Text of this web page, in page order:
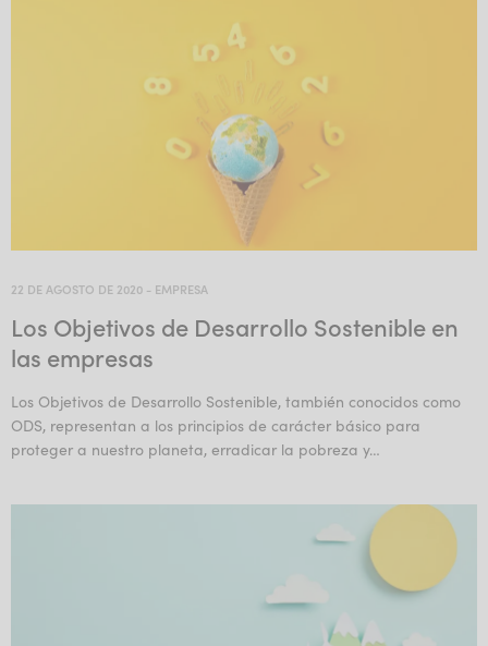
22 DE AGOSTO DE 2020 - EMPRESA
Los Objetivos de Desarrollo Sostenible en
las empresas
Los Objetivos de Desarrollo Sostenible, también conocidos como
ODS, representan a los principios de carácter básico para
proteger a nuestro planeta, erradicar la pobreza y…